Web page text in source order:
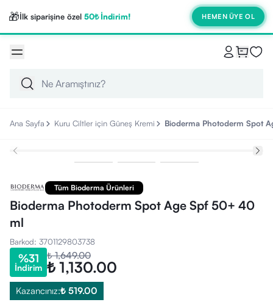
🎁İlk siparişine özel 50₺ İndirim! HEMEN ÜYE OL
Ana Sayfa Kuru Ciltler için Güneş Kremi Bioderma Photoderm Spot
Tüm Bioderma Ürünleri
Bioderma Photoderm Spot Age Spf 50+ 40
ml
Barkod: 3701129803738
%31
İndirim
₺ 1,649.00
₺ 1,130.00
Kazancınız:₺ 519.00